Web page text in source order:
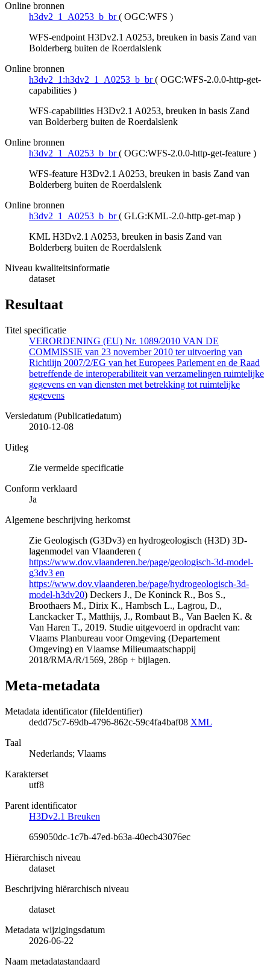
Online bronnen
h3dv2_1_A0253_b_br ( OGC:WFS )
WFS-endpoint H3Dv2.1 A0253, breuken in basis Zand van
Bolderberg buiten de Roerdalslenk
Online bronnen
h3dv2_1:h3dv2_1_A0253_b_br ( OGC:WFS-2.0.0-http-get-
capabilities )
WFS-capabilities H3Dv2.1 A0253, breuken in basis Zand
van Bolderberg buiten de Roerdalslenk
Online bronnen
h3dv2_1_A0253_b_br ( OGC:WFS-2.0.0-http-get-feature )
WFS-feature H3Dv2.1 A0253, breuken in basis Zand van
Bolderberg buiten de Roerdalslenk
Online bronnen
h3dv2_1_A0253_b_br ( GLG:KML-2.0-http-get-map )
KML H3Dv2.1 A0253, breuken in basis Zand van
Bolderberg buiten de Roerdalslenk
Niveau kwaliteitsinformatie
dataset
Resultaat
Titel specificatie
VERORDENING (EU) Nr. 1089/2010 VAN DE
COMMISSIE van 23 november 2010 ter uitvoering van
Richtlijn 2007/2/EG van het Europees Parlement en de Raad
betreffende de interoperabiliteit van verzamelingen ruimtelijke
gegevens en van diensten met betrekking tot ruimtelijke
gegevens
Versiedatum (Publicatiedatum)
2010-12-08
Uitleg
Zie vermelde specificatie
Conform verklaard
Ja
Algemene beschrijving herkomst
Zie Geologisch (G3Dv3) en hydrogeologisch (H3D) 3D-
lagenmodel van Vlaanderen (
https://www.dov.vlaanderen.be/page/geologisch-3d-model-
g3dv3 en
https://www.dov.vlaanderen.be/page/hydrogeologisch-3d-
model-h3dv20) Deckers J., De Koninck R., Bos S.,
Broothaers M., Dirix K., Hambsch L., Lagrou, D.,
Lanckacker T., Matthijs, J., Rombaut B., Van Baelen K. &
Van Haren T., 2019. Studie uitgevoerd in opdracht van:
Vlaams Planbureau voor Omgeving (Departement
Omgeving) en Vlaamse Milieumaatschappij
2018/RMA/R/1569, 286p + bijlagen.
Meta-metadata
Metadata identificator (fileIdentifier)
dedd75c7-69db-4796-862c-59c4fa4baf08 XML
Taal
Nederlands; Vlaams
Karakterset
utf8
Parent identificator
H3Dv2.1 Breuken
659050dc-1c7b-47ed-b63a-40ecb43076ec
Hiërarchisch niveau
dataset
Beschrijving hiërarchisch niveau
dataset
Metadata wijzigingsdatum
2026-06-22
Naam metadatastandaard